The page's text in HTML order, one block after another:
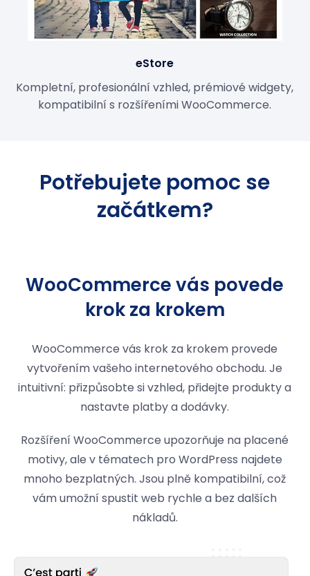
eStore
Kompletní, profesionální vzhled, prémiové widgety,
kompatibilní s rozšířeními WooCommerce.
Potřebujete pomoc se
začátkem?
WooCommerce vás povede
krok za krokem
WooCommerce vás krok za krokem provede
vytvořením vašeho internetového obchodu. Je
intuitivní: přizpůsobte si vzhled, přidejte produkty a
nastavte platby a dodávky.
Rozšíření WooCommerce upozorňuje na placené
motivy, ale v tématech pro WordPress najdete
mnoho bezplatných. Jsou plně kompatibilní, což
vám umožní spustit web rychle a bez dalších
nákladů.